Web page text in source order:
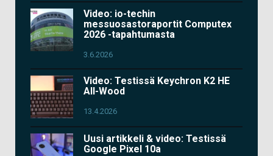
Video: io-techin
messuosastoraportit Computex
2026 -tapahtumasta
3.6.2026
Video: Testissä Keychron K2 HE
All-Wood
13.4.2026
Uusi artikkeli & video: Testissä
Google Pixel 10a